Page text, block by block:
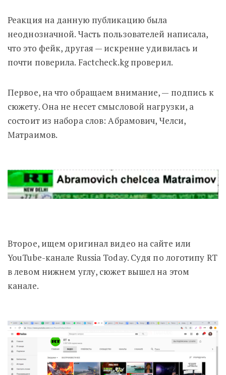
Реакция на данную публикацию была
неоднозначной. Часть пользователей написала,
что это фейк, другая — искренне удивилась и
почти поверила. Factcheck.kg проверил.
Первое, на что обращаем внимание, — подпись к
сюжету. Она не несет смысловой нагрузки, а
состоит из набора слов: Абрамович, Челси,
Матраимов.
Второе, ищем оригинал видео на сайте или
YouTube-канале Russia Today. Судя по логотипу RT
в левом нижнем углу, сюжет вышел на этом
канале.